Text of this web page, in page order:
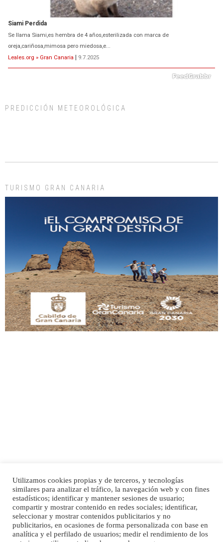
Siami Perdida
Se llama Siami,es hembra de 4 años,esterilizada con marca de
oreja,cariñosa,mimosa pero miedosa,e...
Leales.org » Gran Canaria | 9.7.2025
días, ella incluida...
Gato manso encontrado
Este gato macho ha aparecido en la calle hace menos de un mes, es muy
manso y extremadamente cari...
Leales.org » Gran Canaria | 9.7.2025
SHIBA PERDIDO AVDA JOSE MESA Y LOPEZ
PERRO MACHO RAZA SHIBA CON MICROCHIP PERDIDO HOY 06/07/2025 ZONA
MESA Y LOPEZ. ES MUY ASUSTADIZO
Leales.org » Gran Canaria | 6.7.2025
PREDICCIÓN METEOROLÓGICA
TURISMO GRAN CANARIA
Inicio Publicidad
Política de privacidad
Aviso Legal
Cláusula de Cookies
Enlaces de interés
Utilizamos cookies propias y de terceros, y tecnologías
similares para analizar el tráfico, la navegación web y con fines
estadísticos; identificar y mantener sesiones de usuario;
compartir y mostrar contenido en redes sociales; identificar,
seleccionar y mostrar contenidos publicitarios y no
publicitarios, en ocasiones de forma personalizada con base en
analítica y el perfilado de usuarios; medir el rendimiento de los